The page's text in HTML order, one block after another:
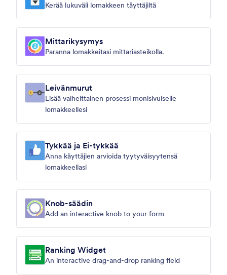
Kerää lukuväli lomakkeen täyttäjiltä
Mittarikysymys
Paranna lomakkeitasi mittariasteikolla.
Leivänmurut
Lisää vaiheittainen prosessi monisivuiselle
lomakkeellesi
Tykkää ja Ei-tykkää
Anna käyttäjien arvioida tyytyväisyytensä
lomakkeellasi
Knob-säädin
Add an interactive knob to your form
Ranking Widget
An interactive drag-and-drop ranking field